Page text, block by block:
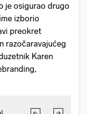
je osigurao drugo
izborio
preokret
razočaravajućeg
Karen